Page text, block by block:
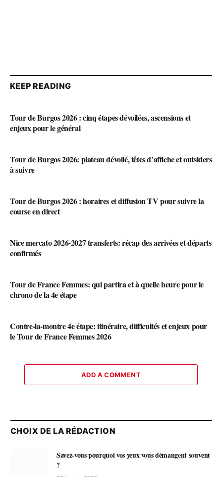
KEEP READING
Tour de Burgos 2026 : cinq étapes dévoilées, ascensions et
enjeux pour le général
Tour de Burgos 2026: plateau dévoilé, têtes d’affiche et outsiders
à suivre
Tour de Burgos 2026 : horaires et diffusion TV pour suivre la
course en direct
Nice mercato 2026-2027 transferts: récap des arrivées et départs
confirmés
Tour de France Femmes: qui partira et à quelle heure pour le
chrono de la 4e étape
Contre-la-montre 4e étape: itinéraire, difficultés et enjeux pour
le Tour de France Femmes 2026
ADD A COMMENT
CHOIX DE LA RÉDACTION
Savez-vous pourquoi vos yeux vous démangent souvent
?